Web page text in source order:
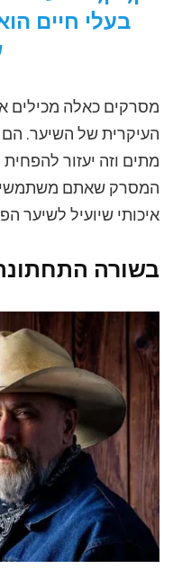
בעלי חיים
מסרקים כאלה מכילים
העיקרית של השיער. הם
מתים וזה יעזור
המסרק שאתם משתמשים
איכותי שיועיל לשיער
בשורה